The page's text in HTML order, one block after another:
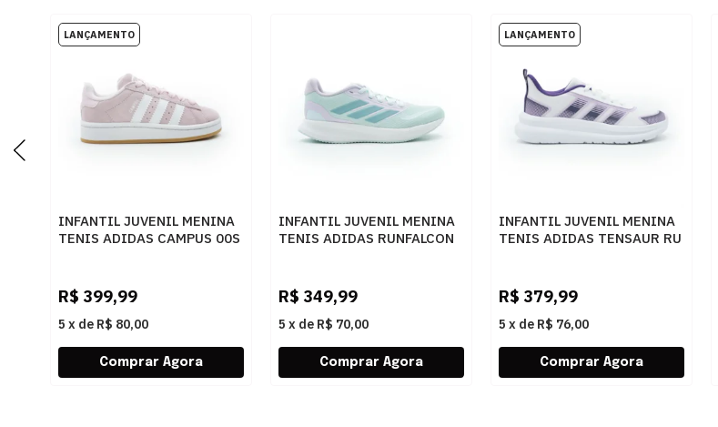
INFANTIL JUVENIL MENINA
TENIS ADIDAS CAMPUS 00S
R$ 399,99
5 x de R$ 80,00
INFANTIL JUVENIL MENINA
TENIS ADIDAS RUNFALCON
R$ 349,99
5 x de R$ 70,00
INFANTIL JUVENIL MENINA
TENIS ADIDAS TENSAUR RU
R$ 379,99
5 x de R$ 76,00